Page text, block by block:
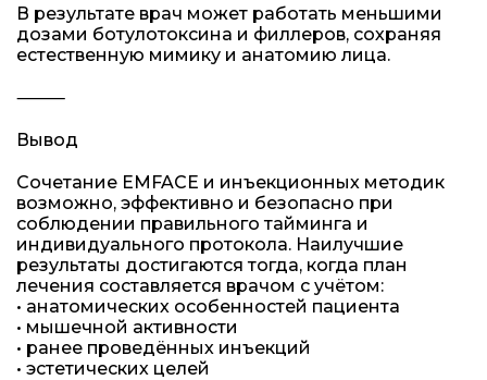
В результате врач может работать меньшими
дозами ботулотоксина и филлеров, сохраняя
естественную мимику и анатомию лица.
⸻
Вывод
Сочетание EMFACE и инъекционных методик
возможно, эффективно и безопасно при
соблюдении правильного тайминга и
индивидуального протокола. Наилучшие
результаты достигаются тогда, когда план
лечения составляется врачом с учётом:
• анатомических особенностей пациента
• мышечной активности
• ранее проведённых инъекций
• эстетических целей